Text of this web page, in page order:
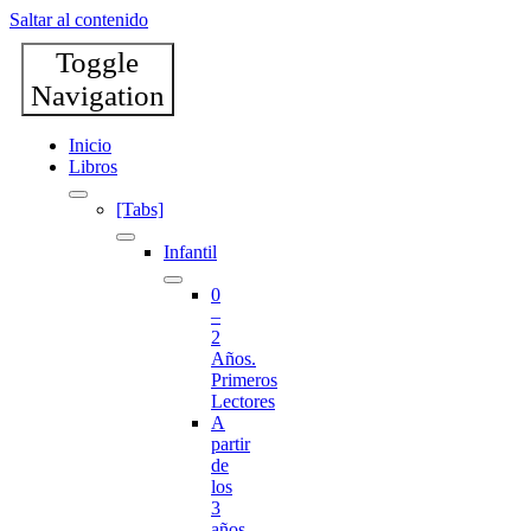
Saltar al contenido
Toggle
Navigation
Inicio
Libros
[Tabs]
Infantil
0
–
2
Años.
Primeros
Lectores
A
partir
de
los
3